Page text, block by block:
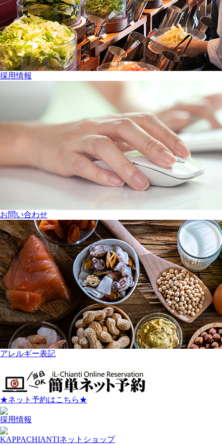
採用情報
お問い合わせ
アレルギー表記
★ネット予約はこちら★
採用情報
KAPPACHIANTIネットショップ